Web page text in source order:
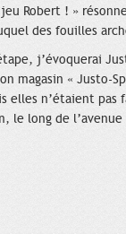
Robert ! »
des fouilles
j’évoquerai
magasin « Justo-
elles n’étaient
long de l’avenue